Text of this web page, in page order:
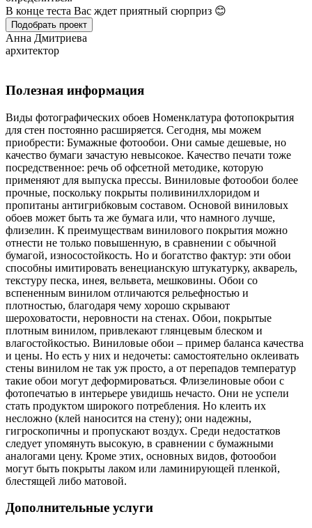
В конце теста Вас ждет приятный сюрприз 😊
Подобрать проект
Анна Дмитриева
архитектор
Полезная информация
Виды фотографических обоев Номенклатура фотопокрытия
для стен постоянно расширяется. Сегодня, мы можем
приобрести: Бумажные фотообои. Они самые дешевые, но
качество бумаги зачастую невысокое. Качество печати тоже
посредственное: речь об офсетной методике, которую
применяют для выпуска прессы. Виниловые фотообои более
прочные, поскольку покрыты поливинилхлоридом и
пропитаны антигрибковым составом. Основой виниловых
обоев может быть та же бумага или, что намного лучше,
флизелин. К преимуществам винилового покрытия можно
отнести не только повышенную, в сравнении с обычной
бумагой, износостойкость. Но и богатство фактур: эти обои
способны имитировать венецианскую штукатурку, акварель,
текстуру песка, инея, вельвета, мешковины. Обои со
вспененным винилом отличаются рельефностью и
плотностью, благодаря чему хорошо скрывают
шероховатости, неровности на стенах. Обои, покрытые
плотным винилом, привлекают глянцевым блеском и
влагостойкостью. Виниловые обои – пример баланса качества
и цены. Но есть у них и недочеты: самостоятельно оклеивать
стены винилом не так уж просто, а от перепадов температур
такие обои могут деформироваться. Флизелиновые обои с
фотопечатью в интерьере увидишь нечасто. Они не успели
стать продуктом широкого потребления. Но клеить их
несложно (клей наносится на стену); они надежны,
гигроскопичны и пропускают воздух. Среди недостатков
следует упомянуть высокую, в сравнении с бумажными
аналогами цену. Кроме этих, основных видов, фотообои
могут быть покрыты лаком или ламинирующей пленкой,
блестящей либо матовой.
Дополнительные услуги